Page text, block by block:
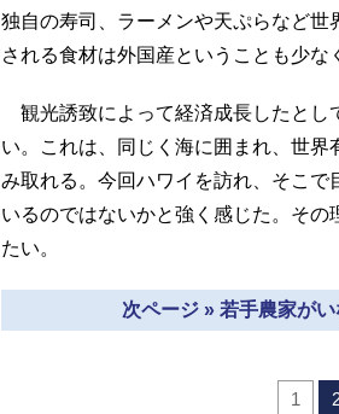
独自の寿司、ラーメンや天ぷらなど
される食材は外国産ということも少な
観光誘致によって経済成長したとし
い。これは、同じく海に囲まれ、世
み取れる。今回ハワイを訪れ、そこ
いるのではないかと強く感じた。そ
たい。
次ページ » 若手農家が
1